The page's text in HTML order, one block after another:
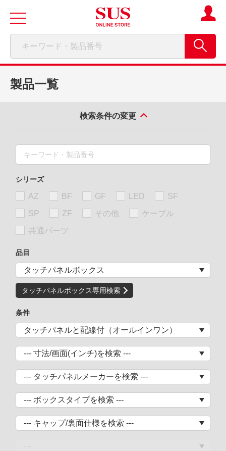
製品一覧
検索条件の変更
シリーズ
AZ BF GF LED
SF
SP
ZF その他
ケーブル
共通パーツ
品目
タッチパネルボックス専用検索
条件